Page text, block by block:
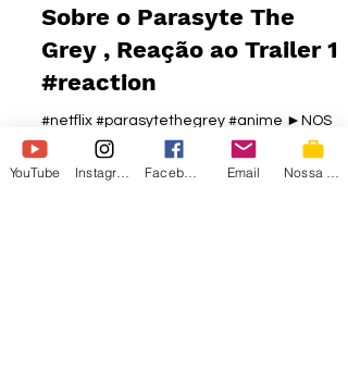
Sobre o Parasyte The
Grey , Reação ao Trailer 1
#reaction
#netflix #parasytethegrey #anime ►NOS
AJUDE - Seja Membro DO CANAL:
http://bit.ly/MembroIrmaosPiologo
YouTube Email